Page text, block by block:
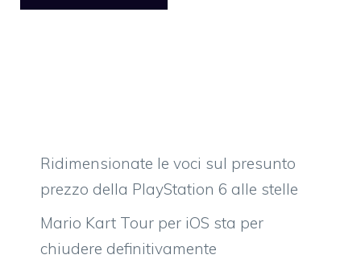
Ridimensionate le voci sul presunto
prezzo della PlayStation 6 alle stelle
Mario Kart Tour per iOS sta per
chiudere definitivamente